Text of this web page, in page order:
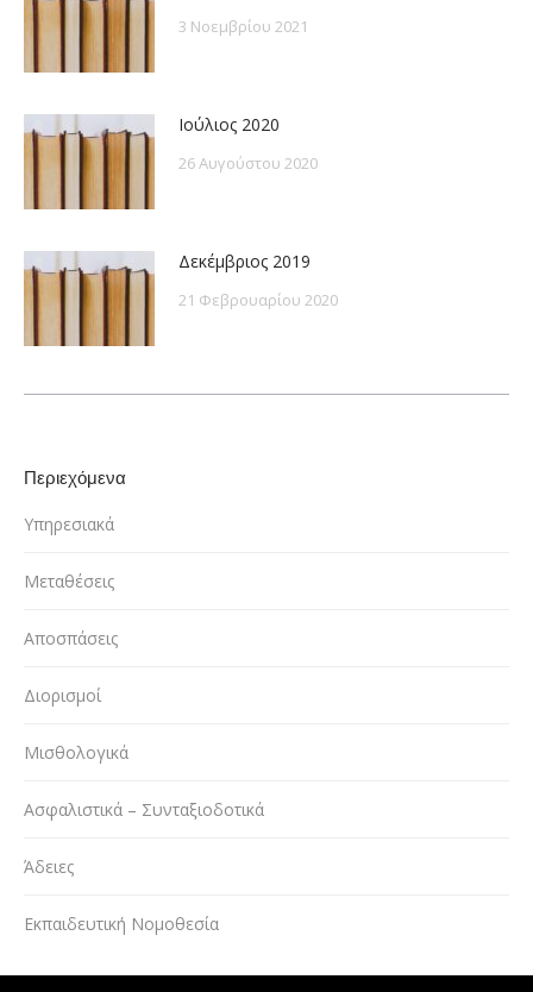
3 Νοεμβρίου 2021
Ιούλιος 2020
26 Αυγούστου 2020
Δεκέμβριος 2019
21 Φεβρουαρίου 2020
Περιεχόμενα
Υπηρεσιακά
Μεταθέσεις
Αποσπάσεις
Διορισμοί
Μισθολογικά
Ασφαλιστικά – Συνταξιοδοτικά
Άδειες
Εκπαιδευτική Νομοθεσία